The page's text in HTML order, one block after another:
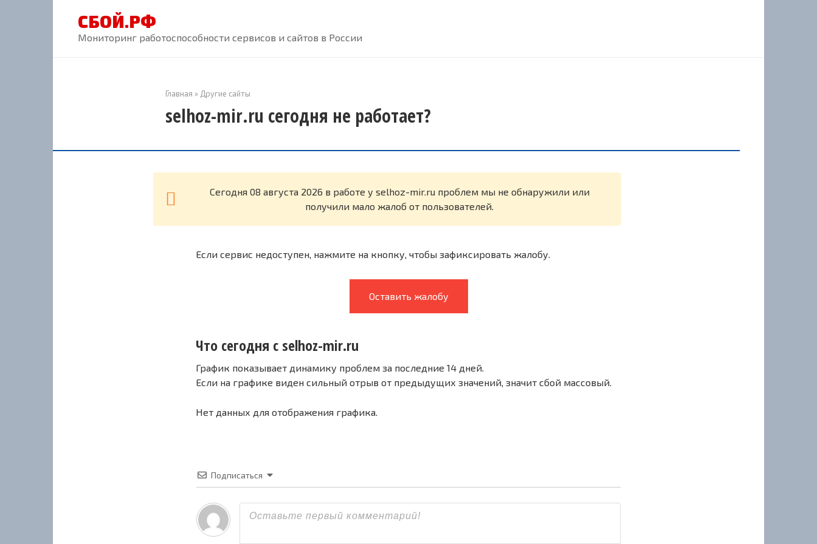
СБОЙ.РФ
Мониторинг работоспособности сервисов и сайтов в России
Главная » Другие сайты
selhoz-mir.ru сегодня не работает?
Cегодня 08 августа 2026 в работе у selhoz-mir.ru проблем мы не обнаружили или
получили мало жалоб от пользователей.
Если сервис недоступен, нажмите на кнопку, чтобы зафиксировать жалобу.
Оставить жалобу
Что сегодня с selhoz-mir.ru
График показывает динамику проблем за последние 14 дней.
Если на графике виден сильный отрыв от предыдущих значений, значит сбой массовый.
Нет данных для отображения графика.
Подписаться